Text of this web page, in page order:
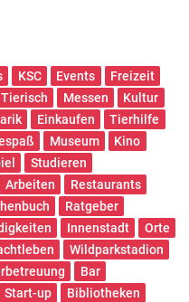
KSC Events
Freizeit
Tierisch Messen
Kultur
Einkaufen
Tierhilfe
Museum
Kino
Studieren
Arbeiten
Restaurants
Ratgeber
Innenstadt
Orte
Wildparkstadion
Bar
Start-up
Bibliotheken